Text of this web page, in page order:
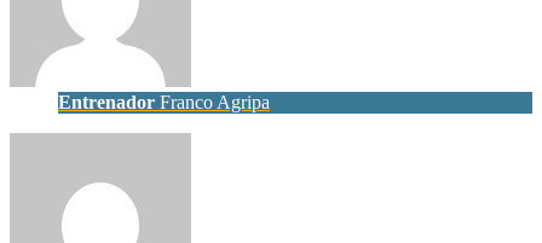
Entrenador Franco Agripa